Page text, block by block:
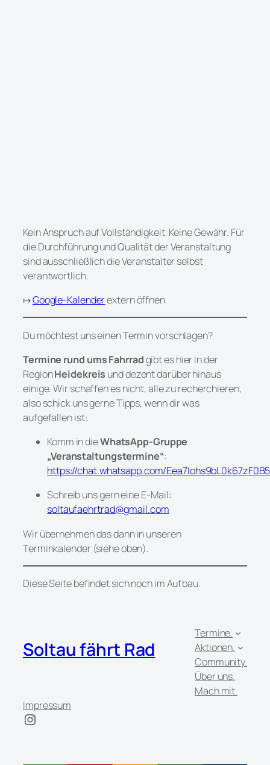
Kein Anspruch auf Vollständigkeit. Keine Gewähr. Für
die Durchführung und Qualität der Veranstaltung
sind ausschließlich die Veranstalter selbst
verantwortlich.
↦Google-Kalenderextern öffnen
Du möchtest uns einen Termin vorschlagen?
Termine rund ums Fahrradgibt es hier in der
RegionHeidekreis und dezent darüber hinaus
einige. Wir schaffen es nicht, alle zu recherchieren,
also schick uns gerne Tipps, wenn dir was
aufgefallen ist:
Komm in dieWhatsApp-Gruppe
„Veranstaltungstermine“:
https://chat.whatsapp.com/
Schreib uns gern eine E-Mail:
soltaufaehrtrad@gmail.com
Wir übernehmen das dann in unseren
Terminkalender (siehe oben).
Diese Seite befindet sich noch im Aufbau.
Soltau fährt Rad
Termine.
Aktionen.
Community.
Über uns.
Mach mit.
Impressum
Instagram